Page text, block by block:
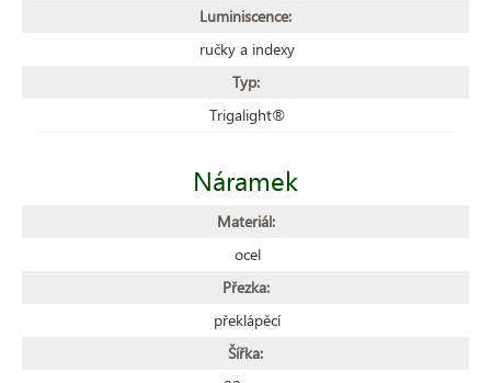
Luminiscence:
ručky a indexy
Typ:
Trigalight®
Náramek
Materiál:
ocel
Přezka:
překlápěcí
Šířka: